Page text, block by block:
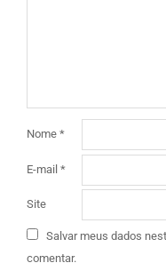
Nome *
E-mail *
Site
Salvar meus dados
comentar.